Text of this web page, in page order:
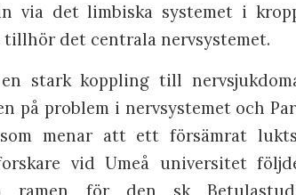
via det limbiska systemet i
det centrala nervsystemet.
stark koppling till
på problem i nervsystemet och
menar att ett försämrat
vid Umeå universitet